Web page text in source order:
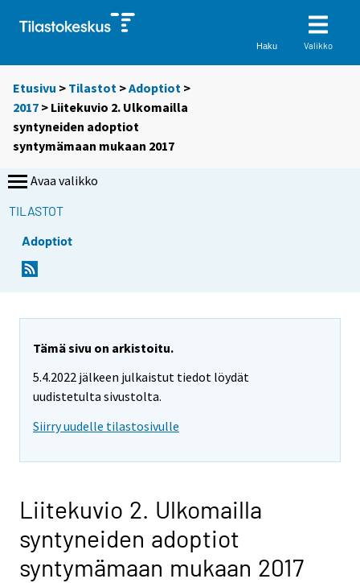
Haku Valikko
Etusivu > Tilastot >Adoptiot >
2017 > Liitekuvio 2. Ulkomailla
syntyneiden adoptiot
syntymämaan mukaan 2017
Avaa valikko
TILASTOT
Adoptiot
Tämä sivu on arkistoitu.
5.4.2022 jälkeen julkaistut tiedot löydät
uudistetulta sivustolta.
Siirry uudelle tilastosivulle
Liitekuvio 2. Ulkomailla
syntyneiden adoptiot
syntymämaan mukaan 2017